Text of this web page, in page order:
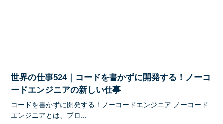
世界の仕事524｜コードを書かずに開発する！ノーコ
ードエンジニアの新しい仕事
コードを書かずに開発する！ノーコードエンジニア ノーコード
エンジニアとは、プロ...